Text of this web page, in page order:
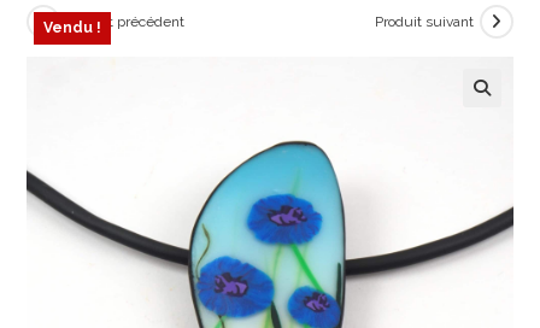
Produit précédent Produit suivant
Vendu !